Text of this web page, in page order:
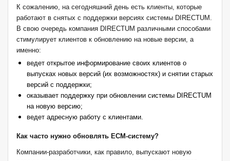
К сожалению, на сегодняшний день есть клиенты, которые
работают в снятых с поддержки версиях системы DIRECTUM
В свою очередь компания DIRECTUM различными способами
стимулирует клиентов к обновлению на новые версии, а
именно:
ведет открытое информирование своих клиентов о
выпусках новых версий (их возможностях) и снятии старых
версий с поддержки;
оказывает поддержку при обновлении системы DIRECTUM
на новую версию;
ведет адресную работу с клиентами.
Как часто нужно обновлять ECM-систему?
Компании-разработчики, как правило, выпускают новую